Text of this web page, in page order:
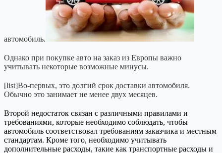
автомобиль.
Однако при покупке авто на заказ из Европы важно
учитывать некоторые возможные минусы.
[list]Во-первых, это долгий срок доставки автомобиля.
Обычно это занимает не менее двух месяцев.
Второй недостаток связан с различными правилами и
требованиями, которые необходимо соблюдать, чтобы
автомобиль соответствовал требованиям заказчика и местным
стандартам. Кроме того, необходимо учитывать
дополнительные расходы, такие как транспортные расходы и